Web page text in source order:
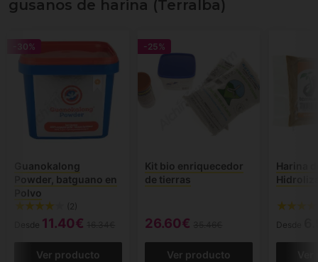
gusanos de harina (Terralba)
-30%
Guanokalong
Powder, batguano en
Polvo
(2)
Desde 11.40€
Ver producto
-25%
Kit bio enriquecedor
de tierras
26.60€
Ver producto
Harina
Desde